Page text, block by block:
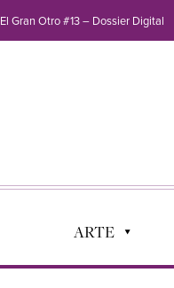
El Gran Otro #13 – Dossier Digital
ARTE